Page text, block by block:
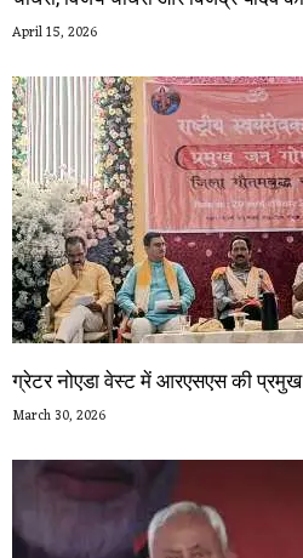
April 15, 2026
ग्रेटर नोएडा वेस्ट में आरएसएस की प्रमुख
March 30, 2026